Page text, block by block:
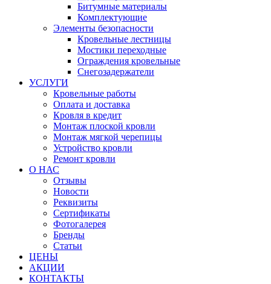
Битумные материалы
Комплектующие
Элементы безопасности
Кровельные лестницы
Мостики переходные
Ограждения кровельные
Снегозадержатели
УСЛУГИ
Кровельные работы
Оплата и доставка
Кровля в кредит
Монтаж плоской кровли
Монтаж мягкой черепицы
Устройство кровли
Ремонт кровли
О НАС
Отзывы
Новости
Реквизиты
Сертификаты
Фотогалерея
Бренды
Статьи
ЦЕНЫ
АКЦИИ
КОНТАКТЫ